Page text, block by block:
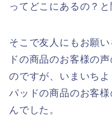
ってどこにあるの？
そこで友人にもお願
ドの商品のお客様の
のですが、いまいち
パッドの商品のお客
んでした。